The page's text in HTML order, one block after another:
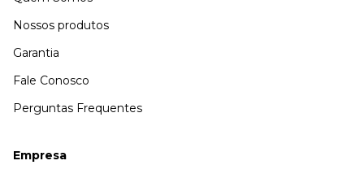
Nossos produtos
Garantia
Fale Conosco
Perguntas Frequentes
Empresa